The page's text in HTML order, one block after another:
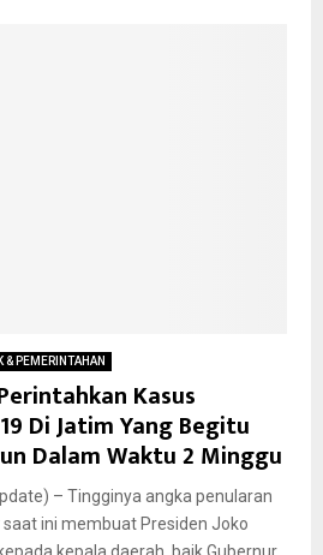
& PEMERINTAHAN
Kasus
Di Jatim Yang Begitu
Dalam Waktu 2 Minggu
– Tingginya angka penularan
ini membuat Presiden Joko